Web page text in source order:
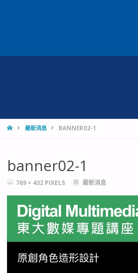
HOME最新消息 BANNER02-1
banner02-1
FULL769 × 432 PIXELS 最新消息